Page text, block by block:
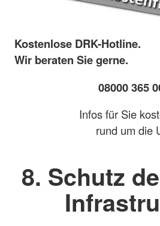
Kostenlose DRK-Hotline.
Wir beraten Sie gerne.
08000 365
Infos für Sie
rund um die
8. Schutz